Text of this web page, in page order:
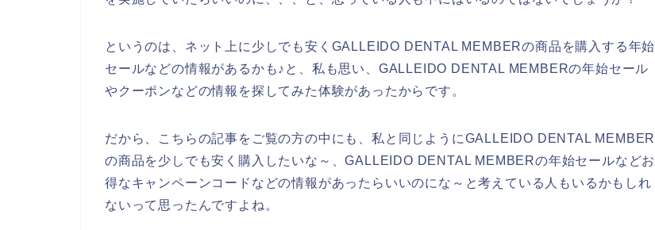
というのは、ネット上に少しでも安くGALLEIDO DENTAL MEMBERの商品を購入する年始
セールなどの情報があるかも♪と、私も思い、GALLEIDO DENTAL MEMBERの年始セール
やクーポンなどの情報を探してみた体験があったからです。
だから、こちらの記事をご覧の方の中にも、私と同じようにGALLEIDO DENTAL MEMBER
の商品を少しでも安く購入したいな～、GALLEIDO DENTAL MEMBERの年始セールなどお
得なキャンペーンコードなどの情報があったらいいのにな～と考えている人もいるかもしれ
ないって思ったんですよね。